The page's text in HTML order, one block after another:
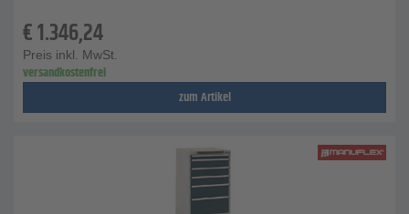
€1.346,24
Preis inkl. MwSt.
versandkostenfrei
zum Artikel